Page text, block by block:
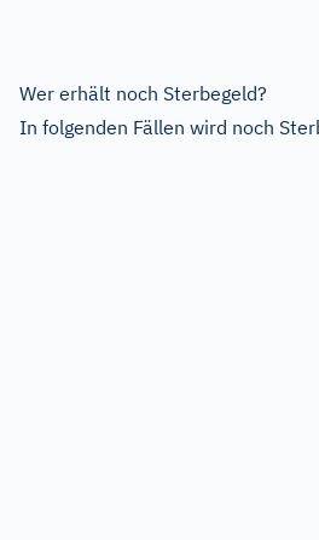
Wer erhält noch Sterbegeld?
In folgenden Fällen wird noch